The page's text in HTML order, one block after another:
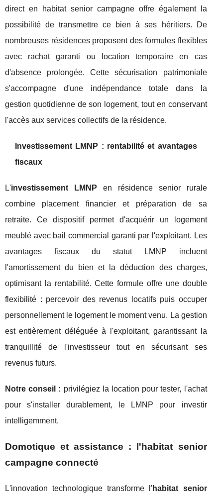
direct en habitat senior campagne offre également la
possibilité de transmettre ce bien à ses héritiers. De
nombreuses résidences proposent des formules flexibles
avec rachat garanti ou location temporaire en cas
d'absence prolongée. Cette sécurisation patrimoniale
s'accompagne d'une indépendance totale dans la
gestion quotidienne de son logement, tout en conservant
l'accès aux services collectifs de la résidence.
Investissement LMNP : rentabilité et avantages
fiscaux
L'investissement LMNP en résidence senior rurale
combine placement financier et préparation de sa
retraite. Ce dispositif permet d'acquérir un logement
meublé avec bail commercial garanti par l'exploitant. Les
avantages fiscaux du statut LMNP incluent
l'amortissement du bien et la déduction des charges,
optimisant la rentabilité. Cette formule offre une double
flexibilité : percevoir des revenus locatifs puis occuper
personnellement le logement le moment venu. La gestion
est entièrement déléguée à l'exploitant, garantissant la
tranquillité de l'investisseur tout en sécurisant ses
revenus futurs.
Notre conseil : privilégiez la location pour tester, l'achat
pour s'installer durablement, le LMNP pour investir
intelligemment.
Domotique et assistance : l'habitat senior
campagne connecté
L'innovation technologique transforme l'habitat senior